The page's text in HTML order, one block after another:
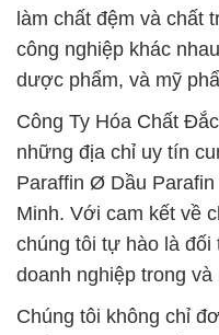
làm chất đệm và chất
công nghiệp khác
dược phẩm, và mỹ
Công Ty Hóa Chất
những địa chỉ uy tín
Paraffin Ø Dầu
Minh. Với cam kết về
chúng tôi tự hào là đối
doanh nghiệp trong
Chúng tôi không chỉ